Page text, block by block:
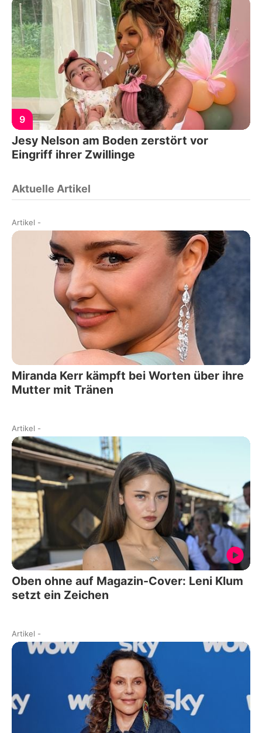
9
Jesy Nelson am Boden zerstört vor
Eingriff ihrer Zwillinge
Aktuelle Artikel
Artikel -
Miranda Kerr kämpft bei Worten über ihre
Mutter mit Tränen
Artikel -
Oben ohne auf Magazin-Cover: Leni Klum
setzt ein Zeichen
Artikel -